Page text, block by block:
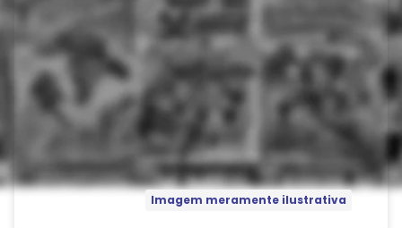
Imagem meramente ilustrativa